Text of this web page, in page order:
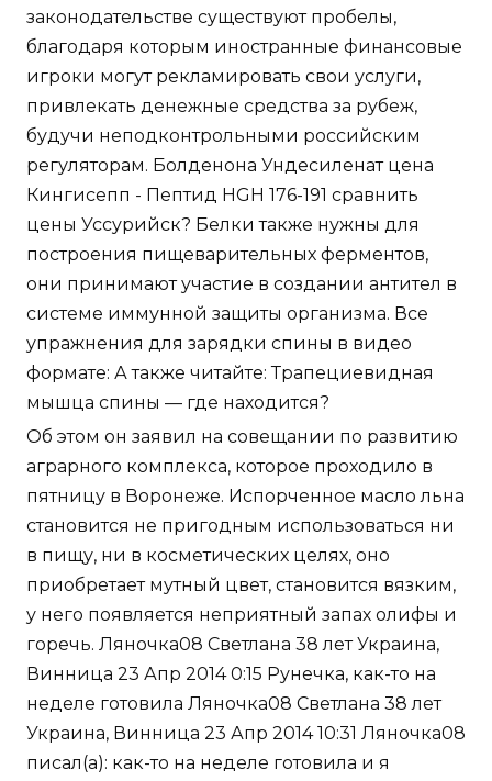
законодательстве существуют пробелы,
благодаря которым иностранные финансовые
игроки могут рекламировать свои услуги,
привлекать денежные средства за рубеж,
будучи неподконтрольными российским
регуляторам. Болденона Ундесиленат цена
Кингисепп - Пептид HGH 176-191 сравнить
цены Уссурийск? Белки также нужны для
построения пищеварительных ферментов,
они принимают участие в создании антител в
системе иммунной защиты организма. Все
упражнения для зарядки спины в видео
формате: А также читайте: Трапециевидная
мышца спины — где находится?
Об этом он заявил на совещании по развитию
аграрного комплекса, которое проходило в
пятницу в Воронеже. Испорченное масло льна
становится не пригодным использоваться ни
в пищу, ни в косметических целях, оно
приобретает мутный цвет, становится вязким,
у него появляется неприятный запах олифы и
горечь. Ляночка08 Светлана 38 лет Украина,
Винница 23 Апр 2014 0:15 Рунечка, как-то на
неделе готовила Ляночка08 Светлана 38 лет
Украина, Винница 23 Апр 2014 10:31 Ляночка08
писал(а): как-то на неделе готовила и я